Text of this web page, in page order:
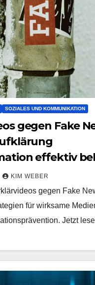
SOZIALES UND KOMMUNIKATION
gegen Fake
effektiv
KIM WEBER
gegen Fake
für wirksame
Jetzt